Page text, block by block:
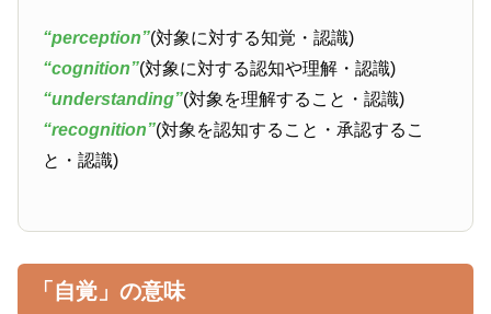
“perception”(対象に対する知覚・認識)
“cognition”(対象に対する認知や理解・認識)
“understanding”(対象を理解すること・認識)
“recognition”(対象を認知すること・承認するこ
と・認識)
「自覚」の意味